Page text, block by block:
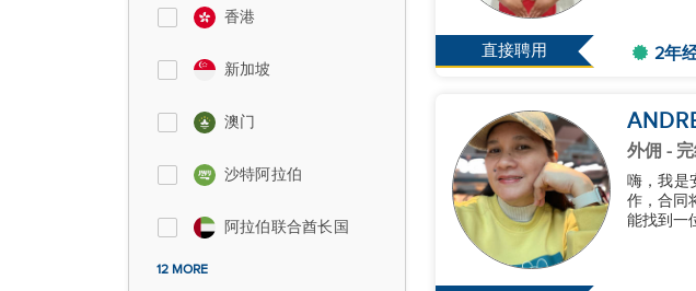
香港
新加坡
澳门
沙特阿拉伯
阿拉伯联合酋长国
12 MORE
直接聘用 2年
外佣 -
嗨，我是
作，合同
能找到一